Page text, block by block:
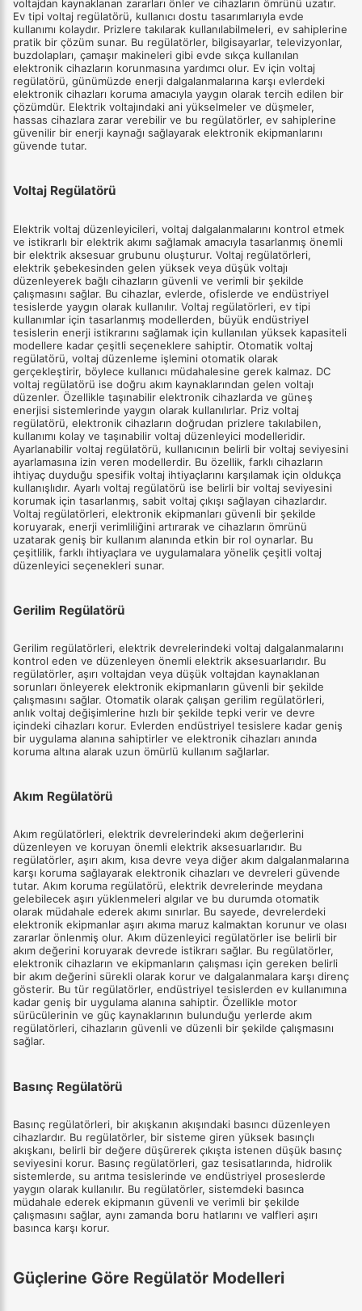
voltajdan kaynaklanan zararları önler ve cihazların ömrünü uzatır.
Ev tipi voltaj regülatörü, kullanıcı dostu tasarımlarıyla evde
kullanımı kolaydır. Prizlere takılarak kullanılabilmeleri, ev sahiplerine
pratik bir çözüm sunar. Bu regülatörler, bilgisayarlar, televizyonlar,
buzdolapları, çamaşır makineleri gibi evde sıkça kullanılan
elektronik cihazların korunmasına yardımcı olur. Ev için voltaj
regülatörü, günümüzde enerji dalgalanmalarına karşı evlerdeki
elektronik cihazları koruma amacıyla yaygın olarak tercih edilen bir
çözümdür. Elektrik voltajındaki ani yükselmeler ve düşmeler,
hassas cihazlara zarar verebilir ve bu regülatörler, ev sahiplerine
güvenilir bir enerji kaynağı sağlayarak elektronik ekipmanlarını
güvende tutar.
Voltaj Regülatörü
Elektrik voltaj düzenleyicileri, voltaj dalgalanmalarını kontrol etmek
ve istikrarlı bir elektrik akımı sağlamak amacıyla tasarlanmış önemli
bir elektrik aksesuar grubunu oluşturur. Voltaj regülatörleri,
elektrik şebekesinden gelen yüksek veya düşük voltajı
düzenleyerek bağlı cihazların güvenli ve verimli bir şekilde
çalışmasını sağlar. Bu cihazlar, evlerde, ofislerde ve endüstriyel
tesislerde yaygın olarak kullanılır. Voltaj regülatörleri, ev tipi
kullanımlar için tasarlanmış modellerden, büyük endüstriyel
tesislerin enerji istikrarını sağlamak için kullanılan yüksek kapasiteli
modellere kadar çeşitli seçeneklere sahiptir. Otomatik voltaj
regülatörü, voltaj düzenleme işlemini otomatik olarak
gerçekleştirir, böylece kullanıcı müdahalesine gerek kalmaz. DC
voltaj regülatörü ise doğru akım kaynaklarından gelen voltajı
düzenler. Özellikle taşınabilir elektronik cihazlarda ve güneş
enerjisi sistemlerinde yaygın olarak kullanılırlar. Priz voltaj
regülatörü, elektronik cihazların doğrudan prizlere takılabilen,
kullanımı kolay ve taşınabilir voltaj düzenleyici modelleridir.
Ayarlanabilir voltaj regülatörü, kullanıcının belirli bir voltaj seviyesini
ayarlamasına izin veren modellerdir. Bu özellik, farklı cihazların
ihtiyaç duyduğu spesifik voltaj ihtiyaçlarını karşılamak için oldukça
kullanışlıdır. Ayarlı voltaj regülatörü ise belirli bir voltaj seviyesini
korumak için tasarlanmış, sabit voltaj çıkışı sağlayan cihazlardır.
Voltaj regülatörleri, elektronik ekipmanları güvenli bir şekilde
koruyarak, enerji verimliliğini artırarak ve cihazların ömrünü
uzatarak geniş bir kullanım alanında etkin bir rol oynarlar. Bu
çeşitlilik, farklı ihtiyaçlara ve uygulamalara yönelik çeşitli voltaj
düzenleyici seçenekleri sunar.
Gerilim Regülatörü
Gerilim regülatörleri, elektrik devrelerindeki voltaj dalgalanmalarını
kontrol eden ve düzenleyen önemli elektrik aksesuarlarıdır. Bu
regülatörler, aşırı voltajdan veya düşük voltajdan kaynaklanan
sorunları önleyerek elektronik ekipmanların güvenli bir şekilde
çalışmasını sağlar. Otomatik olarak çalışan gerilim regülatörleri,
anlık voltaj değişimlerine hızlı bir şekilde tepki verir ve devre
içindeki cihazları korur. Evlerden endüstriyel tesislere kadar geniş
bir uygulama alanına sahiptirler ve elektronik cihazları anında
koruma altına alarak uzun ömürlü kullanım sağlarlar.
Akım Regülatörü
Akım regülatörleri, elektrik devrelerindeki akım değerlerini
düzenleyen ve koruyan önemli elektrik aksesuarlarıdır. Bu
regülatörler, aşırı akım, kısa devre veya diğer akım dalgalanmalarına
karşı koruma sağlayarak elektronik cihazları ve devreleri güvende
tutar. Akım koruma regülatörü, elektrik devrelerinde meydana
gelebilecek aşırı yüklenmeleri algılar ve bu durumda otomatik
olarak müdahale ederek akımı sınırlar. Bu sayede, devrelerdeki
elektronik ekipmanlar aşırı akıma maruz kalmaktan korunur ve olası
zararlar önlenmiş olur. Akım düzenleyici regülatörler ise belirli bir
akım değerini koruyarak devrede istikrarı sağlar. Bu regülatörler,
elektronik cihazların ve ekipmanların çalışması için gereken belirli
bir akım değerini sürekli olarak korur ve dalgalanmalara karşı direnç
gösterir. Bu tür regülatörler, endüstriyel tesislerden ev kullanımına
kadar geniş bir uygulama alanına sahiptir. Özellikle motor
sürücülerinin ve güç kaynaklarının bulunduğu yerlerde akım
regülatörleri, cihazların güvenli ve düzenli bir şekilde çalışmasını
sağlar.
Basınç Regülatörü
Basınç regülatörleri, bir akışkanın akışındaki basıncı düzenleyen
cihazlardır. Bu regülatörler, bir sisteme giren yüksek basınçlı
akışkanı, belirli bir değere düşürerek çıkışta istenen düşük basınç
seviyesini korur. Basınç regülatörleri, gaz tesisatlarında, hidrolik
sistemlerde, su arıtma tesislerinde ve endüstriyel proseslerde
yaygın olarak kullanılır. Bu regülatörler, sistemdeki basınca
müdahale ederek ekipmanın güvenli ve verimli bir şekilde
çalışmasını sağlar, aynı zamanda boru hatlarını ve valfleri aşırı
basınca karşı korur.
Güçlerine Göre Regülatör Modelleri